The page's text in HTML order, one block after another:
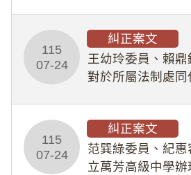
幣1,483萬餘元，
贈；復罔顧公共安
於停工期間
115
07-24
糾正案文
王幼玲委員、賴
對於所屬法制處
人員保障法」及
所定維護公務人員
115
07-24
糾正案文
范巽綠委員、紀
立萬芳高級中學